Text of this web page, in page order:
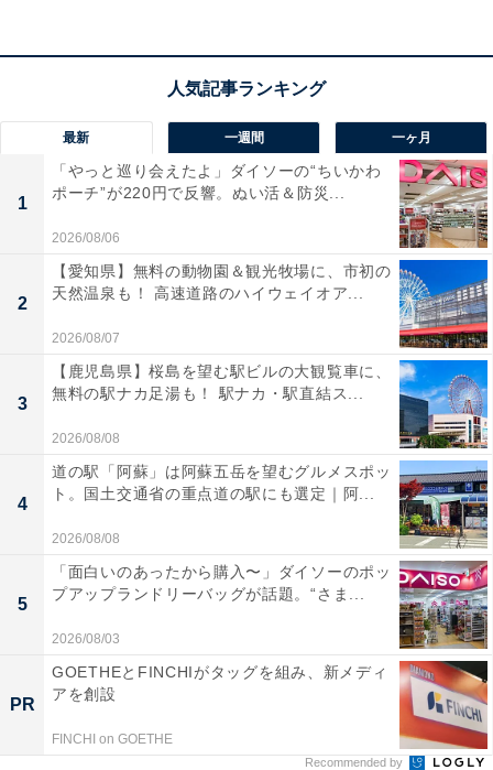
を堪能したい人におすすめの宿です。※掲載されている
情報は記事公開時のものです。あらかじめご了承くださ
い。また、記事中の宿泊プランを予約すると、売上の一
部がオールアバウトに還元されることがあります。
この記事の執筆者： All About ニュース お買
いもの部
Amazonのセール商品から売れ筋ランキングまで、毎日のお買いも
のがもっと楽しく、もっとお得になる情報をお届け。編集部員によ
る独自レビューなど、ここでしか手に入らない情報も満載です。
...続きを読む
こちらもおすすめ
【楽天トラベル×スーパーDEAL】大分県「由布
院温泉 朝霧のみえる宿 ゆふいん花由」が実質
30％引き！ 由布院随一の絶景を誇る露天風呂が
自慢【6月5日】
最新 一週間 一ヶ月
1
「やっと巡り会えたよ」ダイソーの“ちいかわ
ポーチ”が220円で反響。ぬい活＆防災...
2026/08/06
2
【愛知県】無料の動物園＆観光牧場に、市初の
天然温泉も！ 高速道路のハイウェイオア...
2026/08/07
3
【鹿児島県】桜島を望む駅ビルの大観覧車に、
無料の駅ナカ足湯も！ 駅ナカ・駅直結ス...
2026/08/08
4
道の駅「阿蘇」は阿蘇五岳を望むグルメスポッ
ト。国土交通省の重点道の駅にも選定｜阿...
2026/08/08
5
「面白いのあったから購入〜」ダイソーのポッ
プアップランドリーバッグが話題。“さま...
2026/08/03
PR
GOETHEとFINCHIがタッグを組み、新メディ
アを創設
FINCHI on GOETHE
Recommended by